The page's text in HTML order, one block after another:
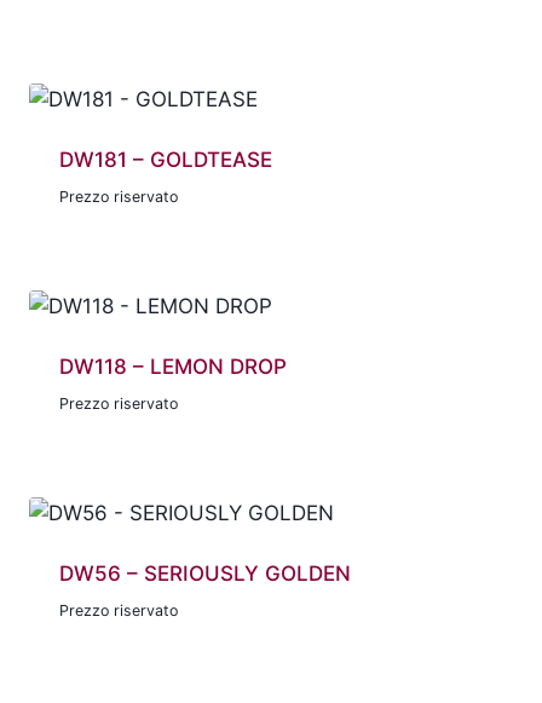
DW181 – GOLDTEASE
Prezzo riservato
DW118 – LEMON DROP
Prezzo riservato
DW56 – SERIOUSLY GOLDEN
Prezzo riservato